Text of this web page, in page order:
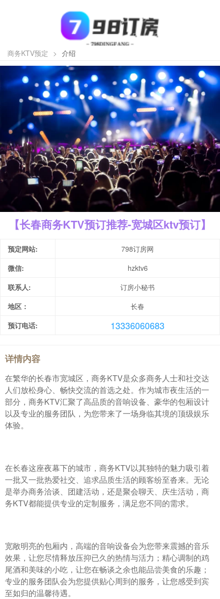
商务KTV预定 > 介绍
【长春商务KTV预订推荐-宽城区ktv预订】
预定网站:
798订房网
微信:
hzktv6
联系人:
订房小秘书
地区：
长春
预订电话:
13336060683
详情内容
在繁华的长春市宽城区，商务KTV是众多商务人士和社交达
人们放松身心、畅快交流的首选之处。作为城市夜生活的一
部分，商务KTV汇聚了高品质的音响设备、豪华的包厢设计
以及专业的服务团队，为您带来了一场身临其境的顶级娱乐
体验。
在长春这座夜幕下的城市，商务KTV以其独特的魅力吸引着
一批又一批热爱社交、追求品质生活的顾客纷至沓来。无论
是举办商务洽谈、团建活动，还是聚会聊天、庆生活动，商
务KTV都能提供专业的定制服务，满足您不同的需求。
宽敞明亮的包厢内，高端的音响设备会为您带来震撼的音乐
效果，让您尽情释放压抑已久的热情与活力；精心调制的鸡
尾酒和美味的小吃，让您在畅谈之余也能品尝美食的乐趣；
专业的服务团队会为您提供贴心周到的服务，让您感受到宾
至如归的温馨待遇。